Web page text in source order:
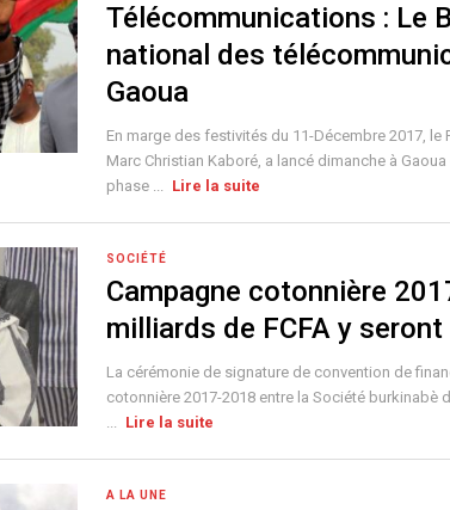
Télécommunications : Le
national des
Gaoua
En marge des festivités du 11-Décembre 2017, le
Marc Christian Kaboré, a lancé dimanche à
phase ... Lire la suite
SOCIÉTÉ
Campagne cotonnière
milliards de FCFA y
La cérémonie de signature de convention de
cotonnière 2017-2018 entre la Société burkinabè
... Lire la suite
A LA UNE